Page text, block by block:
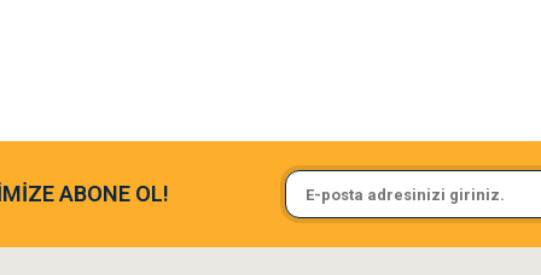
ve paketlemesine bayıldım
Sa**** On******
Pamuk için aradığım tüm
ABONE OL!